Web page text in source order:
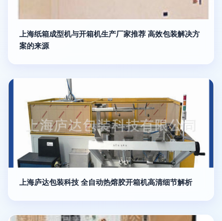
上海纸箱成型机与开箱机生产厂家推荐 高效包装解决方
案的来源
上海庐达包装科技 全自动热熔胶开箱机高清细节解析